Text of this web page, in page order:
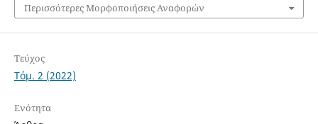
Περισσότερες Μορφοποιήσεις Αναφορών
Τεύχος
Τόμ. 2 (2022)
Ενότητα